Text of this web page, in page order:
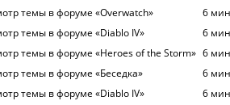
темы в форуме «Overwatch»
6
темы в форуме «Diablo IV»
6
темы в форуме «Heroes of the Storm» 6
темы в форуме «Беседка»
6
темы в форуме «Diablo IV»
6